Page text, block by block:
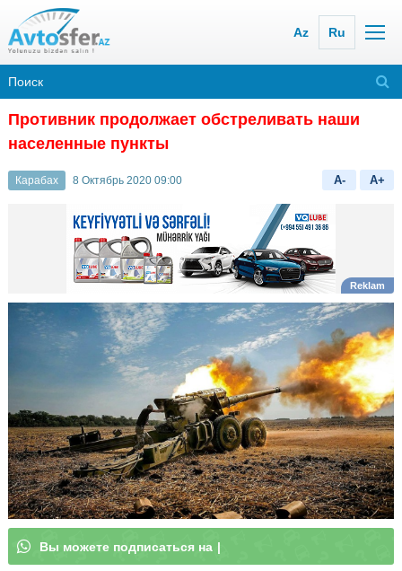
Az Ru
Противник продолжает обстреливать наши
населенные пункты
Карабах 8 Октябрь 2020 09:00 A- A+
Вы мо|